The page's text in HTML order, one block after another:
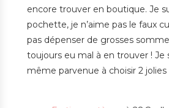
encore trouver en boutique. Je
pochette, je n’aime pas le faux
pas dépenser de grosses
toujours eu mal à en trouver ! Je
même parvenue à choisir 2